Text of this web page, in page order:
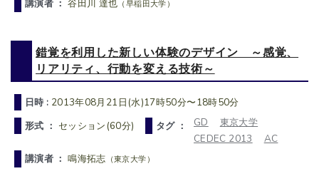
講演者 ：谷田川 達也 （早稲田大学）
錯覚を利用した新しい体験のデザイン ～感覚、
リアリティ、行動を変える技術～
日時 : 2013年08月21日(水)17時50分〜18時50分
形式 ： セッション(60分) タグ ： GD
東京大学
CEDEC 2013
AC
講演者 ：鳴海拓志 （東京大学）